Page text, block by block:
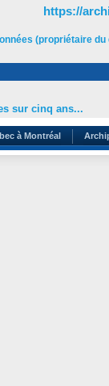
https://
(propriétaire du
sur cinq ans...
à Montréal